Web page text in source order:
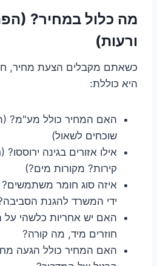
מה כלול במחיר?
ורעות)
כשאתם מקבלים הצעת מחיר,
היא כוללת:
האם המחיר כולל מע"מ?
שוכחים לשאול)
אילו אזורים בגינה
קירות? מקורות מים?)
איזה סוג חומר
ידי המשרד להגנת
האם יש אחריות כלשהי על
חוזרים מיד, מה קורה?
האם המחיר כולל הגעה